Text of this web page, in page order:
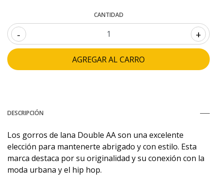
CANTIDAD
- +
DESCRIPCIÓN
Los gorros de lana Double AA son una excelente
elección para mantenerte abrigado y con estilo. Esta
marca destaca por su originalidad y su conexión con la
moda urbana y el hip hop.